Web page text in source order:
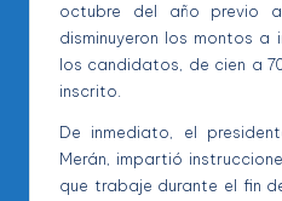
octubre del año previo
disminuyeron los montos
los candidatos, de cien a
inscrito.
De inmediato, el
Merán, impartió
que trabaje durante el fin